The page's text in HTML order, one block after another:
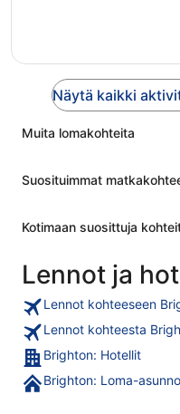
Näytä kaikki
Muita lomakohteita
Suosituimmat
Kotimaan suosittuja
Lennot ja
Lennot kohteeseen
Lennot kohteesta
Brighton: Hotellit
Brighton: Loma-